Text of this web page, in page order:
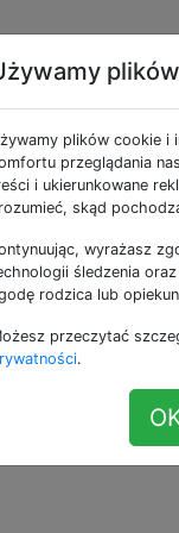
4S, ale w
(model
mówi, że jest
plików cookie i
przeglądania
i ukierunkowane
skąd
wyrażasz
śledzenia
rodzica lub
przeczytać
.